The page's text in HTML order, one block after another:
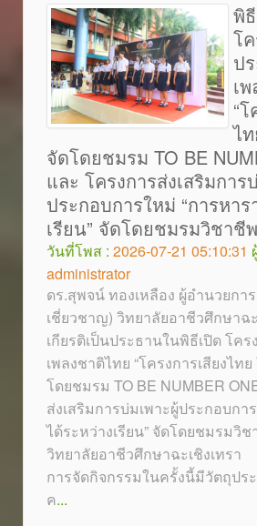
พิ
โ
ป
เ
“
ไ
จัดโดยชมรม TO BE
และ โครงการส่งเสริมการ
ประกอบการใหม่ “การหาร
เรียน” จัดโดยชมรมวิชาชี
วันที่โพส : 2026-07-21 05:10:31
administrator
ดร.สุพจน์ ทองเหลือง ผู้อำนวยกา
เชี่ยวชาญ) วิทยาลัยอาชีวศึกษาฉะ
เกียรติเป็นประธานในพิธีเปิด โค
เพลงชาติไทย “โครงการเสียงไท
โดยชมรม TO BE NUMBER
ส่งเสริมการบ่มเพาะผู้ประกอบกา
ได้ระหว่างเรียน” จัดโดยชมรมวิ
วิทยาลัยอาชีวศึกษาฉะเชิงเทรา
การจัดกิจกรรมในครั้งนี้มีวัตถุปร
ค...